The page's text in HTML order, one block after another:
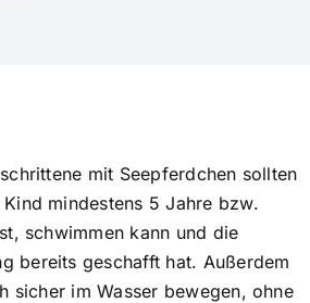
mit Seepferdchen sollten
mindestens 5 Jahre bzw.
schwimmen kann und die
bereits geschafft hat. Außerdem
sicher im Wasser bewegen, ohne